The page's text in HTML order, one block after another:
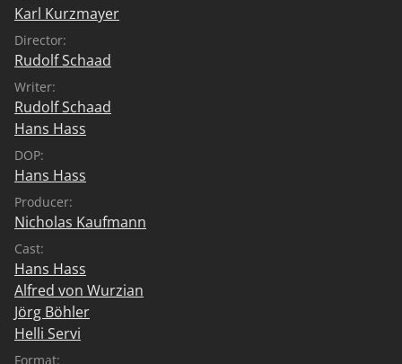
Karl Kurzmayer
Director:
Rudolf Schaad
Writer:
Rudolf Schaad
Hans Hass
DOP:
Hans Hass
Producer:
Nicholas Kaufmann
Cast:
Hans Hass
Alfred von Wurzian
Jörg Böhler
Helli Servi
Format: